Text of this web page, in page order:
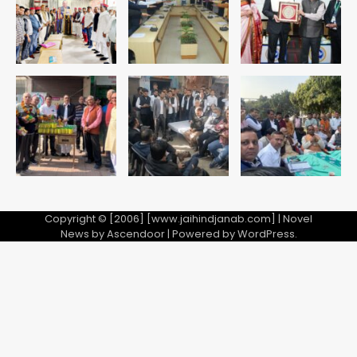
3
अब पहला स्थान हासिल करना लक्ष्य: डीएम
Team JHJ
28 साल बाद कानून के शिकंजे में आया हत्या का
फरार आरोपी
Team JHJ
Copyright © [2006] [www.jaihindjanab.com] | Novel
News byAscendoor| Powered byWordPress.